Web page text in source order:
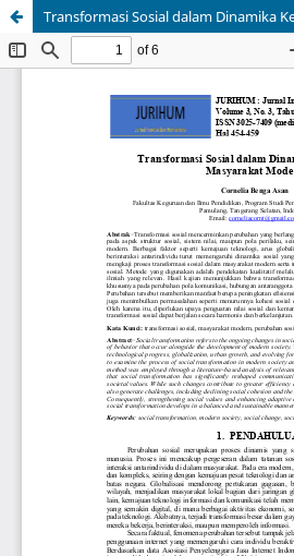
Transformasi Sosial dalam Dinamika